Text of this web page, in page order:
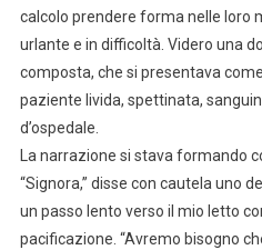
calcolo prendere forma nelle loro
urlante e in difficoltà. Videro una
composta, che si presentava
paziente livida, spettinata,
d’ospedale.
La narrazione si stava formando
“Signora,” disse con cautela uno
un passo lento verso il mio letto
pacificazione. “Avremo bisogno